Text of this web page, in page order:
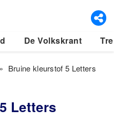
De Volkskrant
» Bruine kleurstof 5 Letters
Letters